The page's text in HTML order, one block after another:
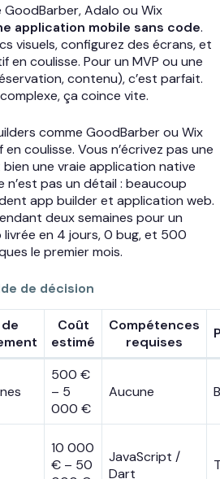
Adalo ou Wix
application mobile sans code.
visuels, configurez des écrans, et
en coulisse. Pour un MVP ou une
contenu), c’est parfait.
ça coince vite.
comme GoodBarber ou Wix
coulisse. Vous n’écrivez pas une
une vraie application native
n’est pas un détail : beaucoup
app builder et application web.
deux semaines pour un
livrée en 4 jours, 0 bug, et 500
le premier mois.
de décision
Coût
estimé
Compétences
requises
500 €
– 5
000 €
Aucune
10 000
€ – 50
JavaScript /
Dart